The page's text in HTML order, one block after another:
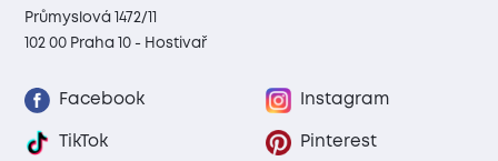
Průmyslová 1472/11
102 00 Praha 10 - Hostivař
Facebook Instagram
TikTok Pinterest